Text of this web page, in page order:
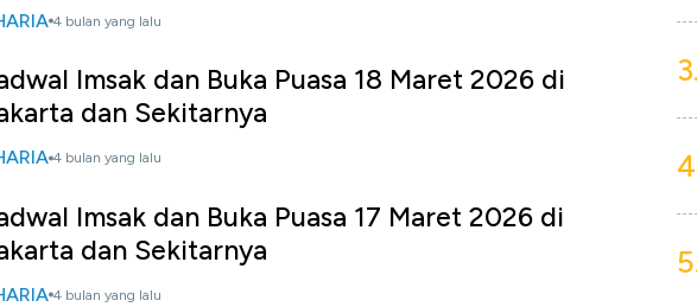
4 bulan yang lalu
Imsak dan Buka Puasa 18 Maret 2026 di
dan Sekitarnya
4 bulan yang lalu
Imsak dan Buka Puasa 17 Maret 2026 di
dan Sekitarnya
4 bulan yang lalu
3.